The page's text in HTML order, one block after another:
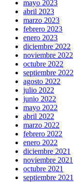
mayo 2023
abril 2023
marzo 2023
febrero 2023
enero 2023
diciembre 2022
noviembre 2022
octubre 2022
septiembre 2022
agosto 2022
julio 2022
junio 2022
mayo 2022
abril 2022
marzo 2022
febrero 2022
enero 2022
diciembre 2021
noviembre 2021
octubre 2021
septiembre 2021